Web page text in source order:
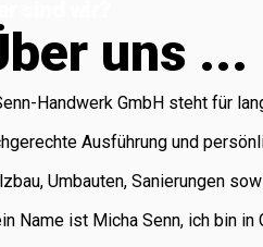
ber uns ...
Handwerk GmbH steht für
Ausführung und
Umbauten, Sanierungen
Name ist Micha Senn, ich bin in
ist.